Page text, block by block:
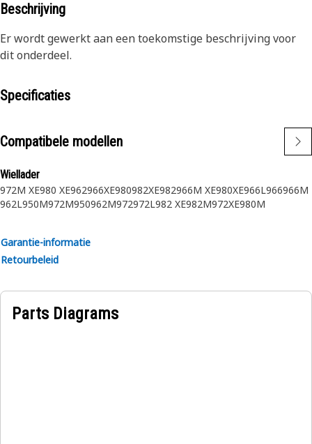
Beschrijving
Er wordt gewerkt aan een toekomstige beschrijving voor
dit onderdeel.
Specificaties
Compatibele modellen
Wiellader
972M XE980 XE962966XE980982XE982966M XE980XE966L966966M
962L950M972M950962M972972L982 XE982M972XE980M
Garantie-informatie
Retourbeleid
Parts Diagrams